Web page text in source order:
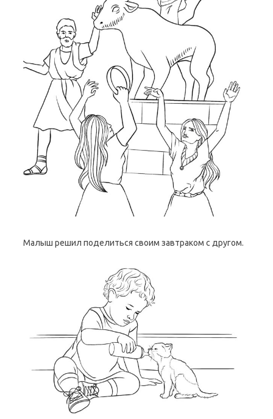
Малыш решил поделиться своим завтраком с другом.